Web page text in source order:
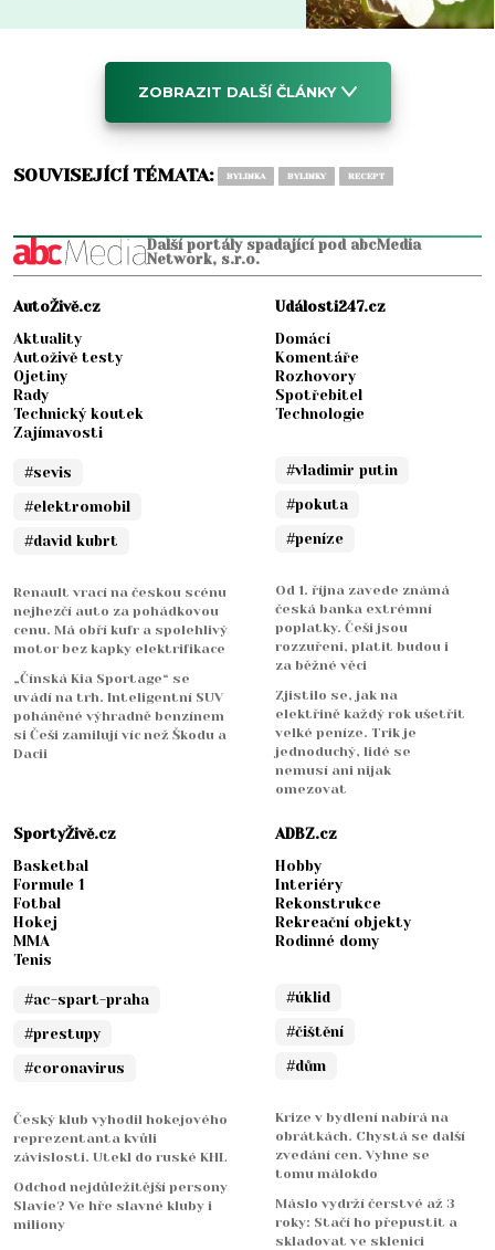
ZOBRAZIT DALŠÍ ČLÁNKY
SOUVISEJÍCÍ TÉMATA: BYLINKA BYLINKY RECEPT
Další portály spadající pod abcMedia
Network, s.r.o.
AutoŽivě.cz
Aktuality
Autoživě testy
Ojetiny
Rady
Technický koutek
Zajímavosti
#sevis
#elektromobil
#david kubrt
Renault vrací na českou scénu
nejhezčí auto za pohádkovou
cenu. Má obří kufr a spolehlivý
motor bez kapky elektrifikace
„Čínská Kia Sportage“ se
uvádí na trh. Inteligentní SUV
poháněné výhradně benzínem
si Češi zamilují víc než Škodu a
Dacii
Události247.cz
Domácí
Komentáře
Rozhovory
Spotřebitel
Technologie
#vladimir putin
#pokuta
#peníze
Od 1. října zavede známá
česká banka extrémní
poplatky. Češi jsou
rozzuřeni, platit budou i
za běžné věci
Zjistilo se, jak na
elektřině každý rok ušetřit
velké peníze. Trik je
jednoduchý, lidé se
nemusí ani nijak
omezovat
SportyŽivě.cz
Basketbal
Formule 1
Fotbal
Hokej
MMA
Tenis
#ac-spart-praha
#prestupy
#coronavirus
Český klub vyhodil hokejového
reprezentanta kvůli
závislosti. Utekl do ruské KHL
Odchod nejdůležitější persony
Slavie? Ve hře slavné kluby i
miliony
ADBZ.cz
Hobby
Interiéry
Rekonstrukce
Rekreační objekty
Rodinné domy
#úklid
#čištění
#dům
Krize v bydlení nabírá na
obrátkách. Chystá se další
zvedání cen. Vyhne se
tomu málokdo
Máslo vydrží čerstvé až 3
roky: Stačí ho přepustit a
skladovat ve sklenici